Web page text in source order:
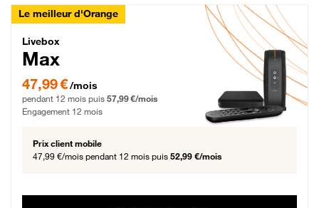
Le meilleur d'Orange
Livebox Max Fibre
Livebox
Max
47,99 € par mois pendant 12 mois puis 57,99 € par mois, Engagement 12 mois
47,99 €/mois
pendant 12 mois puis 57,99 €/mois
Engagement 12 mois
Prix client mobile
47,99 €/mois pendant 12 mois puis 52,99 €/mois